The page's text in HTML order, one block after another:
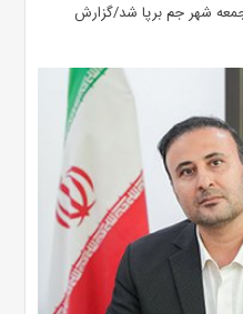
شهر جم برپا شد/گزارش